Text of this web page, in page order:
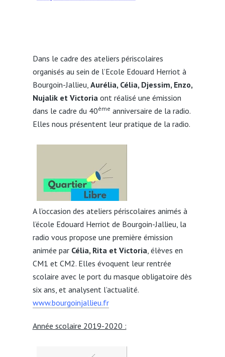
Dans le cadre des ateliers périscolaires
organisés au sein de l’Ecole Edouard Herriot à
Bourgoin-Jallieu, Aurélia, Célia, Djessim, Enzo,
Nujalik et Victoria ont réalisé une émission
dans le cadre du 40ème anniversaire de la radio.
Elles nous présentent leur pratique de la radio.
A l’occasion des ateliers périscolaires animés à
l’école Edouard Herriot de Bourgoin-Jallieu, la
radio vous propose une première émission
animée par Célia, Rita et Victoria , élèves en
CM1 et CM2. Elles évoquent leur rentrée
scolaire avec le port du masque obligatoire dès
six ans, et analysent l’actualité.
www.bourgoinjallieu.fr
Année scolaire 2019-2020 :